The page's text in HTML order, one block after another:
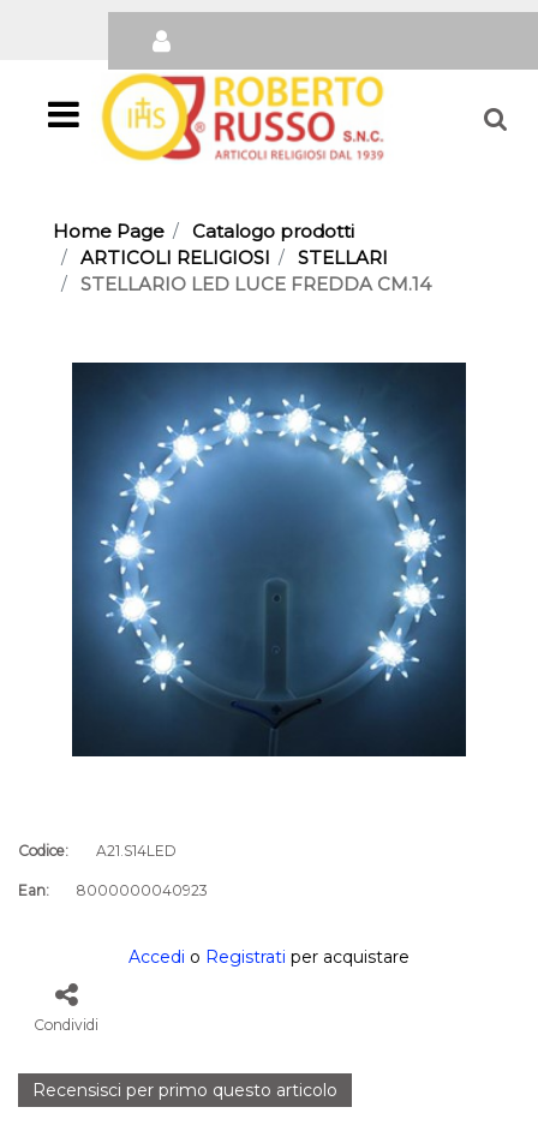
Open
Home Page
Catalogo prodotti
ARTICOLI RELIGIOSI
STELLARI
STELLARIO LED LUCE FREDDA CM.14
Codice: A21.S14LED
Ean: 8000000040923
Accedi o Registrati per acquistare
Condividi
Recensisci per primo questo articolo